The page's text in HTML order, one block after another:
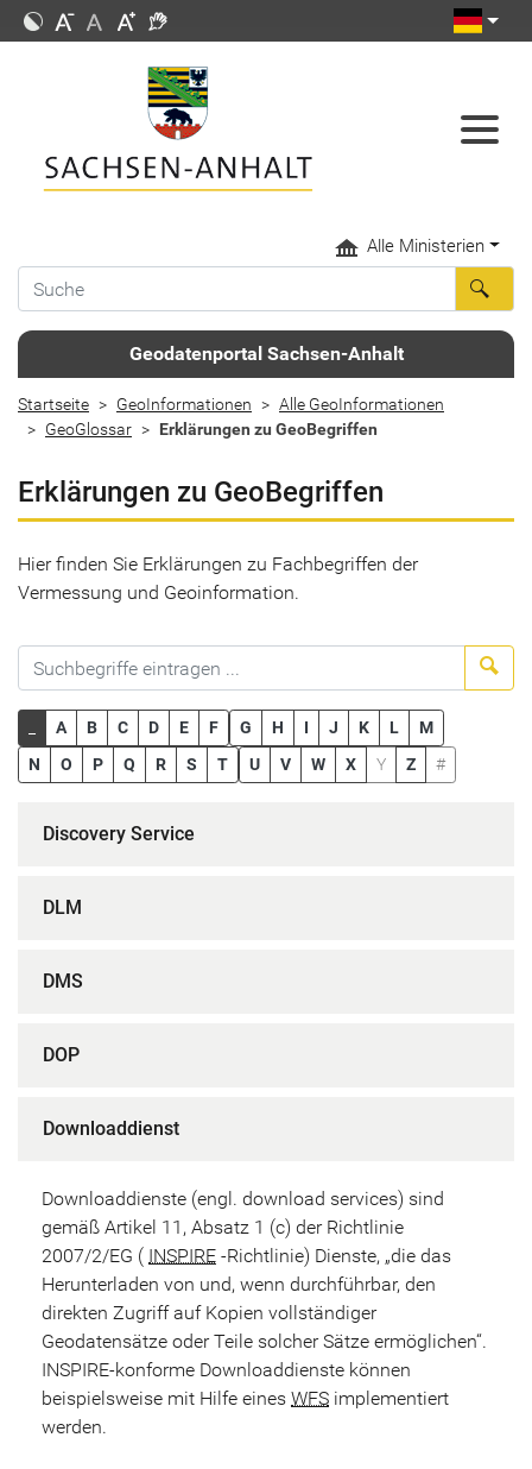
Alle Ministerien
Geodatenportal Sachsen-Anhalt
Startseite GeoInformationen
Alle GeoInformationen
GeoGlossar
Erklärungen zu GeoBegriffen
Erklärungen zu GeoBegriffen
Hier finden Sie Erklärungen zu Fachbegriffen der
Vermessung und Geoinformation.
A B C D E F G H I J K L
M
N
O P Q R S T U V W X Y Z #
Discovery Service
DLM
DMS
DOP
Downloaddienst
Downloaddienste (engl. download services) sind
gemäß Artikel 11, Absatz 1 (c) der Richtlinie
2007/2/EG ( INSPIRE -Richtlinie) Dienste, „die das
Herunterladen von und, wenn durchführbar, den
direkten Zugriff auf Kopien vollständiger
Geodatensätze oder Teile solcher Sätze ermöglichen“.
INSPIRE-konforme Downloaddienste können
beispielsweise mit Hilfe eines WFS implementiert
werden.